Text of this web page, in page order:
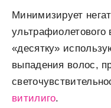
Минимизирует
«десятку»
выпадения волос,
витилиго.